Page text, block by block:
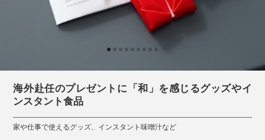
海外赴任のプレゼントに「和」を感じるグッズやイ
ンスタント食品
家や仕事で使えるグッズ、インスタント味噌汁など